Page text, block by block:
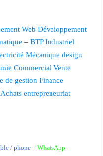
Web Développement
– BTP Industriel
Mécanique design
Commercial Vente
de gestion Finance
Achats entrepreneuriat
/ phone – WhatsApp